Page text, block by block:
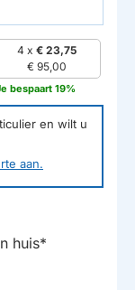
4 x € 23,75
€ 95,00
bespaart 19%
en wilt u
aan.
huis*